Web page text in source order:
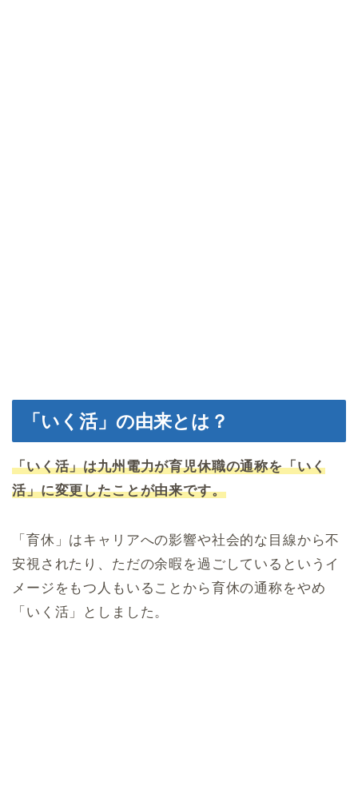
「いく活」の由来とは？
「いく活」は九州電力が育児休職の通称を「いく
活」に変更したことが由来です。
「育休」はキャリアへの影響や社会的な目線から不
安視されたり、ただの余暇を過ごしているというイ
メージをもつ人もいることから育休の通称をやめ
「いく活」としました。